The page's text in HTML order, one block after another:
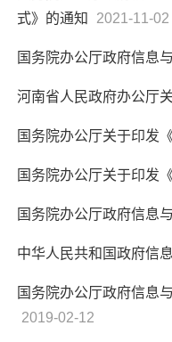
式》的通知
2021-11-02
国务院办公厅政府信息
河南省人民政府办公厅
国务院办公厅关于印发
国务院办公厅关于印发
国务院办公厅政府信息
中华人民共和国政府信
国务院办公厅政府信息
2019-02-12